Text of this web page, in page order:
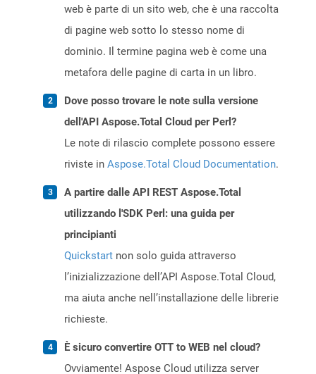
web è parte di un sito web, che è una raccolta
di pagine web sotto lo stesso nome di
dominio. Il termine pagina web è come una
metafora delle pagine di carta in un libro.
Dove posso trovare le note sulla versione
dell'API Aspose.Total Cloud per Perl?
Le note di rilascio complete possono essere
riviste in Aspose.Total Cloud Documentation.
A partire dalle API REST Aspose.Total
utilizzando l'SDK Perl: una guida per
principianti
Quickstart non solo guida attraverso
l’inizializzazione dell’API Aspose.Total Cloud,
ma aiuta anche nell’installazione delle librerie
richieste.
È sicuro convertire OTT to WEB nel cloud?
Ovviamente! Aspose Cloud utilizza server